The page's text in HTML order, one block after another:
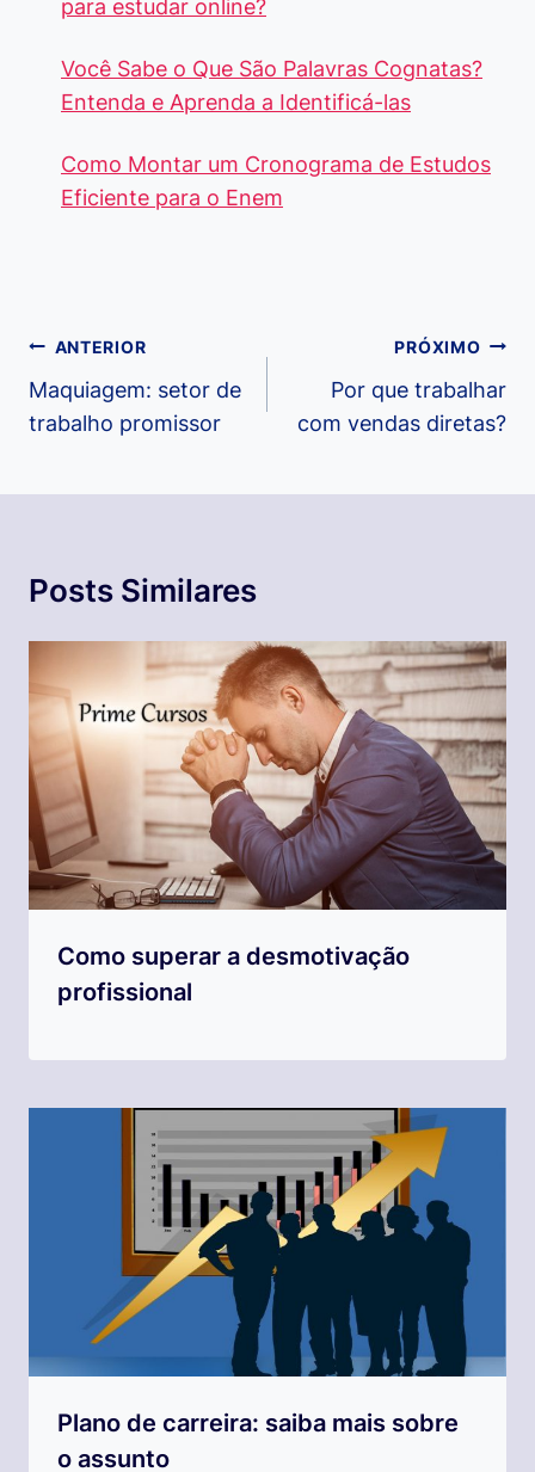
para estudar online?
Você Sabe o Que São Palavras Cognatas?
Entenda e Aprenda a Identificá-las
Como Montar um Cronograma de Estudos
Eficiente para o Enem
Navegação
de
Post
ANTERIOR
Maquiagem: setor de
trabalho promissor
PRÓXIMO
Por que trabalhar
com vendas diretas?
Posts Similares
Como superar a desmotivação
profissional
Plano de carreira: saiba mais sobre
o assunto